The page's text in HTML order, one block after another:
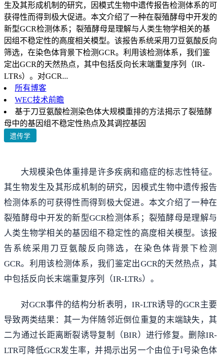
生及其形成机制的研究，因模式生物中遗传报告检测体系的可
获得性而得到极大促进。本文介绍了一种在裂殖酵母中开发的
新型GCR检测体系；裂殖酵母是理解与人类生物学相关的基
因组不稳定性的高度相关模型。该报告系统采用刀豆氨酸反向
筛选，在染色体背景下检测GCR。利用该检测体系，我们鉴
定出GCR的天然热点，其中包括反向长末端重复序列（IR-
LTRs）。对GCR...
所有博客
WEC技术前瞻
基于刀豆氨酸检测染色体大规模重排的方法揭示了裂殖酵
母中的基因组不稳定性热点及其调控基因
遗传学
大规模染色体重排是许多疾病和癌症的标志性特征。
其生物发生及其形成机制的研究，因模式生物中遗传报告
检测体系的可获得性而得到极大促进。本文介绍了一种在
裂殖酵母中开发的新型GCR检测体系；裂殖酵母是理解与
人类生物学相关的基因组不稳定性的高度相关模型。该报
告系统采用刀豆氨酸反向筛选，在染色体背景下检测
GCR。利用该检测体系，我们鉴定出GCR的天然热点，其
中包括反向长末端重复序列（IR-LTRs）。
对GCR事件的结构分析表明，IR-LTR诱导的GCR主要
导致两类结果：其一为伴随邻近倒位重复的末端缺失，其
二为通过长距离断裂诱导复制（BIR）进行修复。删除IR-
LTR可降低GCR发生率，并揭示出另一个由位于I号染色体